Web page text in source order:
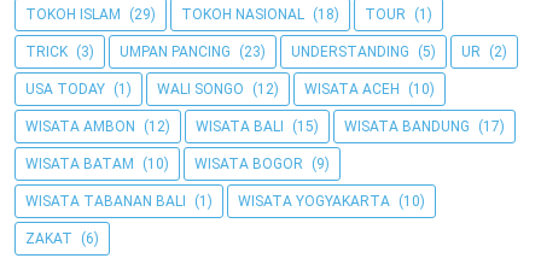
TOKOH ISLAM (29) TOKOH NASIONAL (18) TOUR (1)
TRICK (3) UMPAN PANCING (23) UNDERSTANDING (5) UR (2)
USA TODAY (1) WALI SONGO (12) WISATA ACEH (10)
WISATA AMBON (12) WISATA BALI (15) WISATA BANDUNG (17)
WISATA BATAM (10) WISATA BOGOR (9)
WISATA TABANAN BALI (1) WISATA YOGYAKARTA (10)
ZAKAT (6)